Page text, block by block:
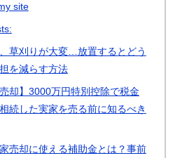
site
草刈りが大変…放置するとどう
を減らす方法
却】3000万円特別控除で税金
続した実家を売る前に知るべき
売却に使える補助金とは？事前